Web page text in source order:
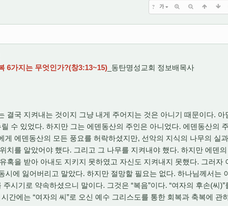
? 가
6가지는 무엇인가?(창3:13~15) _동탄명성교회 정보배목사
결국 지켜내는 것이지 그냥 내게 주어지는 것은 아니기 때문이다. 아
수 있었다. 하지만 그는 에덴동산의 주인은 아니었다. 에덴동산의
에덴동산의 모든 풍요를 허락하셨지만, 선악의 지식의 나무의 실
치를 알았어야 했다. 그리고 그 나무를 지켜내야 했다. 하지만 에덴의
혹을 받아 아내도 지키지 못하였고 자신도 지켜내지 못했다. 그러자
시에 잃어버리고 말았다. 하지만 절망할 필요는 없다. 하나님께서는
시기로 약속하셨으니 말이다. 그것은 “복음”이다. “여자의 후손(씨)”
간에는 “여자의 씨”로 오신 예수 그리스도를 통한 회복과 축복에 관